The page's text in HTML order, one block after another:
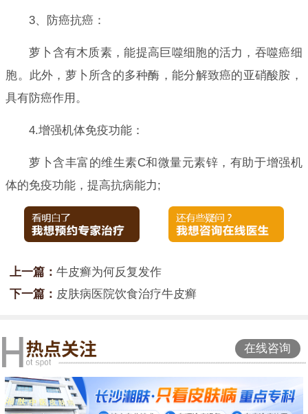
3、防癌抗癌：
萝卜含有木质素，能提高巨噬细胞的活力，吞噬癌细
胞。此外，萝卜所含的多种酶，能分解致癌的亚硝酸胺，
具有防癌作用。
4.增强机体免疫功能：
萝卜含丰富的维生素C和微量元素锌，有助于增强机
体的免疫功能，提高抗病能力;
上一篇： 牛皮癣为何反复发作
下一篇： 皮肤病医院饮食治疗牛皮癣
在线咨询